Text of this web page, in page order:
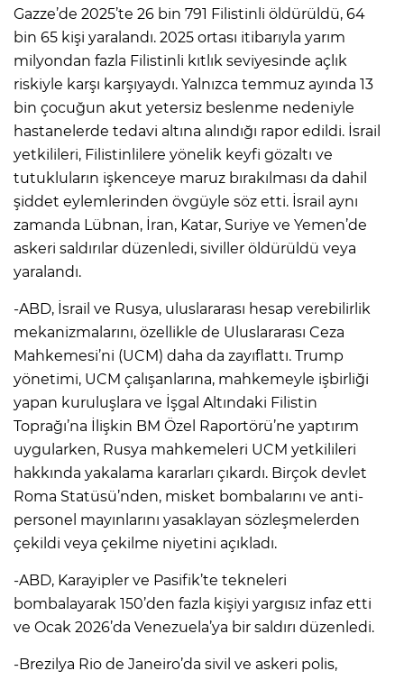
Gazze’de 2025’te 26 bin 791 Filistinli öldürüldü, 64
bin 65 kişi yaralandı. 2025 ortası itibarıyla yarım
milyondan fazla Filistinli kıtlık seviyesinde açlık
riskiyle karşı karşıyaydı. Yalnızca temmuz ayında 13
bin çocuğun akut yetersiz beslenme nedeniyle
hastanelerde tedavi altına alındığı rapor edildi. İsrail
yetkilileri, Filistinlilere yönelik keyfi gözaltı ve
tutukluların işkenceye maruz bırakılması da dahil
şiddet eylemlerinden övgüyle söz etti. İsrail aynı
zamanda Lübnan, İran, Katar, Suriye ve Yemen’de
askeri saldırılar düzenledi, siviller öldürüldü veya
yaralandı.
-ABD, İsrail ve Rusya, uluslararası hesap verebilirlik
mekanizmalarını, özellikle de Uluslararası Ceza
Mahkemesi’ni (UCM) daha da zayıflattı. Trump
yönetimi, UCM çalışanlarına, mahkemeyle işbirliği
yapan kuruluşlara ve İşgal Altındaki Filistin
Toprağı’na İlişkin BM Özel Raportörü’ne yaptırım
uygularken, Rusya mahkemeleri UCM yetkilileri
hakkında yakalama kararları çıkardı. Birçok devlet
Roma Statüsü’nden, misket bombalarını ve anti-
personel mayınlarını yasaklayan sözleşmelerden
çekildi veya çekilme niyetini açıkladı.
-ABD, Karayipler ve Pasifik’te tekneleri
bombalayarak 150’den fazla kişiyi yargısız infaz etti
ve Ocak 2026’da Venezuela’ya bir saldırı düzenledi.
-Brezilya Rio de Janeiro’da sivil ve askeri polis,